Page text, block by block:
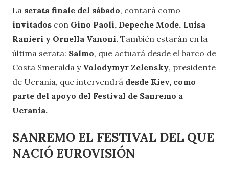
La serata finale del sábado, contará como
invitados con Gino Paoli, Depeche Mode, Luisa
Ranieri y Ornella Vanoni. También estarán en la
última serata: Salmo, que actuará desde el barco de
Costa Smeralda y Volodymyr Zelensky, presidente
de Ucrania, que intervendrá desde Kiev, como
parte del apoyo del Festival de Sanremo a
Ucrania.
SANREMO EL FESTIVAL DEL QUE
NACIÓ EUROVISIÓN